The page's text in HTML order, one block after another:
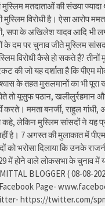
मुस्लिम मतदाताओं की संख्या
मुस्लिम विरोधी है। ऐसा आरोप
सपा के अखिलेश यादव आदि भी
के दम पर चुनाव जीते मुस्लिम सांसद
विरोधी कैसे हो सकते हैं? तीनों
की जो यह दर्शाता है कि पीएम
के तहत मुसलमानों का भी पूरा
तो यूसुफ पठान, खलीलुर्रहमान
करते। ममता बनर्जी, राहुल
लेकिन मुस्लिम सांसदों ने यह
नहीं है। 7 अगस्त की मुलाकात में
भरोसा दिलाया कि उनके
में होने वाले लोकसभा के चुनाव
BLOGGER ( 08-08-
Page-
https://twitter.com/